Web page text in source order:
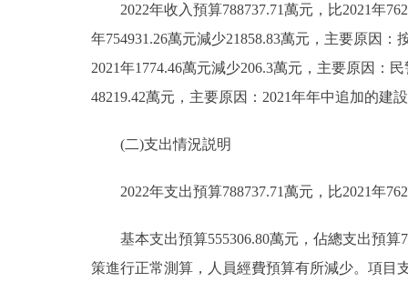
2022年收入預算788737.71萬元，比2021年
年754931.26萬元減少21858.83萬元，主要原因
2021年1774.46萬元減少206.3萬元，主要原因：
48219.42萬元，主要原因：2021年年中追加的建
(二)支出情況説明
2022年支出預算788737.71萬元，比2021年
基本支出預算555306.80萬元，佔總支出預算
策進行正常測算，人員經費預算有所減少。項目